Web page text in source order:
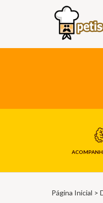
Página Inicial >